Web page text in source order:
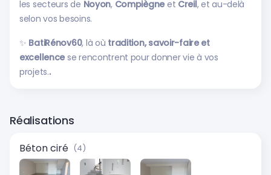
les secteurs de Noyon, Compiègne et Creil, et au-delà
selon vos besoins.
✨ BatiRénov60, là où tradition, savoir-faire et
excellence se rencontrent pour donner vie à vos
projets..
Réalisations
Béton ciré (4)